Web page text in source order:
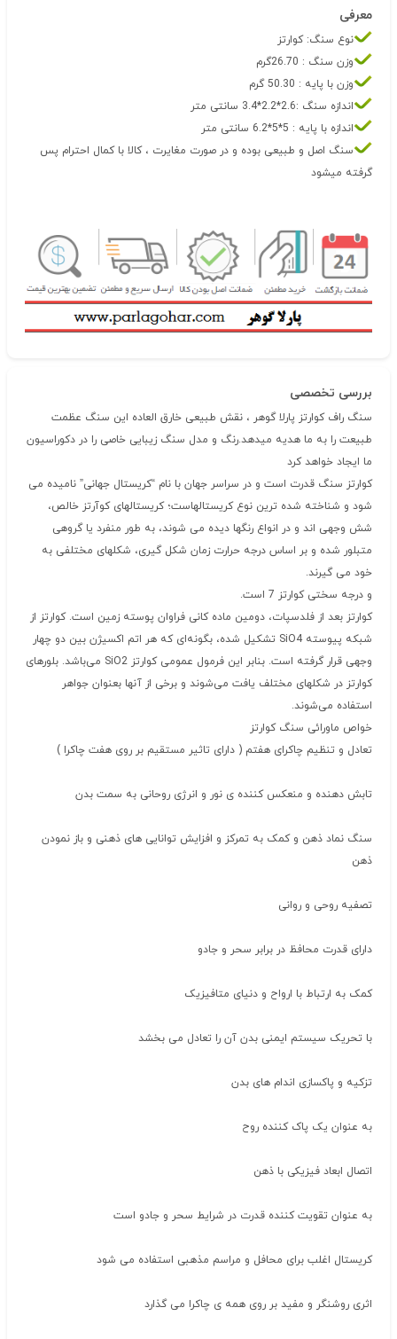
معرفی
نوع سنگ: کوارتز
وزن سنگ : 26.70گرم
وزن با پایه : 50.30 گرم
اندازه سنگ :2.6*2.2*3.4 سانتی متر
اندازه با پایه : 5*5*6.2 سانتی متر
سنگ اصل و طبیعی بوده و در صورت مغایرت ، کالا با کمال احترام پس
گرفته میشود
بررسی تخصصی
سنگ راف کوارتز پارلا گوهر ، نقش طبیعی خارق العاده این سنگ عظمت
طبیعت را به ما هدیه میدهد.رنگ و مدل سنگ زیبایی خاصی را در دکوراسیون
ما ایجاد خواهد کرد
کوارتز سنگ قدرت است و در سراسر جهان با نام “کریستال جهانی” نامیده می
شود و شناخته شده ترین نوع کریستالهاست؛ کریستالهای کوآرتز خالص،
شش وجهی اند و در انواع رنگها دیده می شوند، به طور منفرد یا گروهی
متبلور شده و بر اساس درجه حرارت زمان شکل گیری، شکلهای مختلفی به
خود می گیرند.
و درجه سختی کوارتز 7 است.
کوارتز بعد از فلدسپات، دومین ماده کانی فراوان پوسته زمین است. کوارتز از
شبکه پیوسته SiO4 تشکیل شده، بگونه‌ای که هر اتم اکسیژن بین دو چهار
وجهی قرار گرفته است. بنابر این فرمول عمومی کوارتز SiO2 می‌باشد. بلورهای
کوارتز در شکلهای مختلف یافت می‌شوند و برخی از آنها بعنوان جواهر
استفاده می‌شوند.
خواص ماورائی سنگ کوارتز
تعادل و تنظیم چاکرای هفتم ( دارای تاثیر مستقیم بر روی هفت چاکرا )
تابش دهنده و منعکس کننده ی نور و انرژی روحانی به سمت بدن
سنگ نماد ذهن و کمک به تمرکز و افزایش توانایی های ذهنی و باز نمودن
ذهن
تصفیه روحی و روانی
دارای قدرت محافظ در برابر سحر و جادو
کمک به ارتباط با ارواح و دنیای متافیزیک
با تحریک سیستم ایمنی بدن آن را تعادل می بخشد
تزکیه و پاکسازی اندام های بدن
به عنوان یک پاک کننده روح
اتصال ابعاد فیزیکی با ذهن
به عنوان تقویت کننده قدرت در شرایط سحر و جادو است
کریستال اغلب برای محافل و مراسم مذهبی استفاده می شود
اثری روشنگر و مفید بر روی همه ی چاکرا می گذارد